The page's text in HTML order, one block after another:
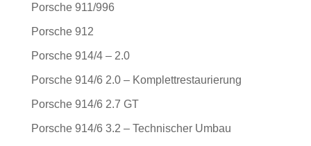
Porsche 911/996
Porsche 912
Porsche 914/4 – 2.0
Porsche 914/6 2.0 – Komplettrestaurierung
Porsche 914/6 2.7 GT
Porsche 914/6 3.2 – Technischer Umbau